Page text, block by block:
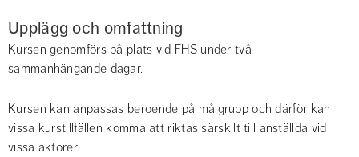
Upplägg och omfattning
Kursen genomförs på plats vid FHS under två
sammanhängande dagar.
Kursen kan anpassas beroende på målgrupp och därför kan
vissa kurstillfällen komma att riktas särskilt till anställda vid
vissa aktörer.